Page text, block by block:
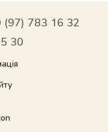
(97) 783 16 32
30